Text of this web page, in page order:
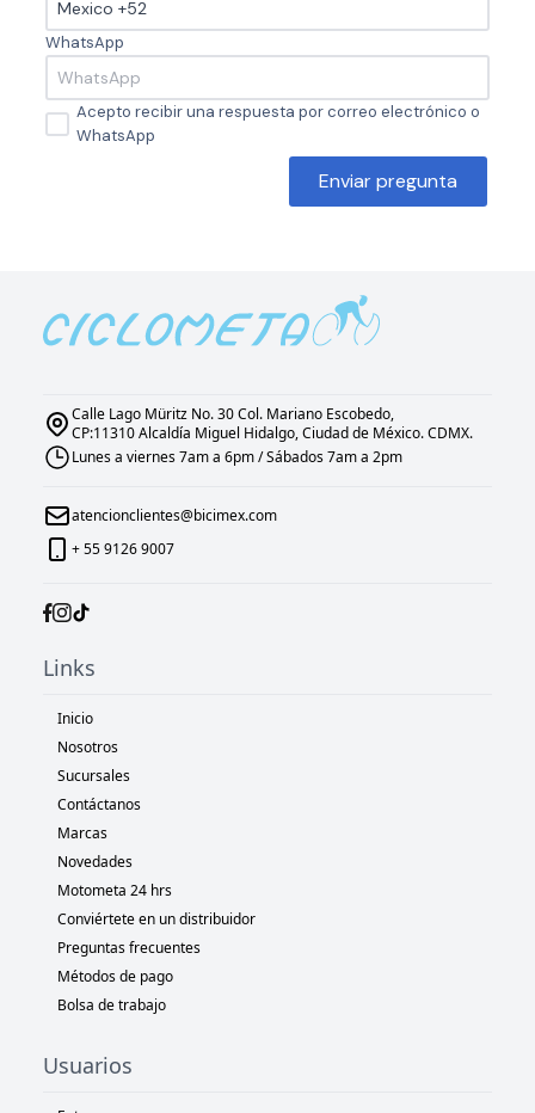
WhatsApp
Acepto recibir una respuesta por correo electrónico o
WhatsApp
Enviar pregunta
Calle Lago Müritz No. 30 Col. Mariano Escobedo,
CP:11310 Alcaldía Miguel Hidalgo, Ciudad de México. CDMX.
Lunes a viernes 7am a 6pm / Sábados 7am a 2pm
atencionclientes@bicimex.com
+ 55 9126 9007
Links
Inicio
Nosotros
Sucursales
Contáctanos
Marcas
Novedades
Motometa 24 hrs
Conviértete en un distribuidor
Preguntas frecuentes
Métodos de pago
Bolsa de trabajo
Usuarios